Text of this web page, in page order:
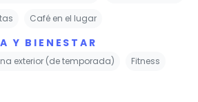
Café en el lugar
Y BIENESTAR
exterior (de temporada) Fitness